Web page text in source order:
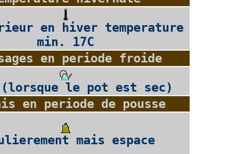
en hiver temperature
min. 17C
en periode froide
(lorsque le pot est sec)
en periode de pousse
mais espace